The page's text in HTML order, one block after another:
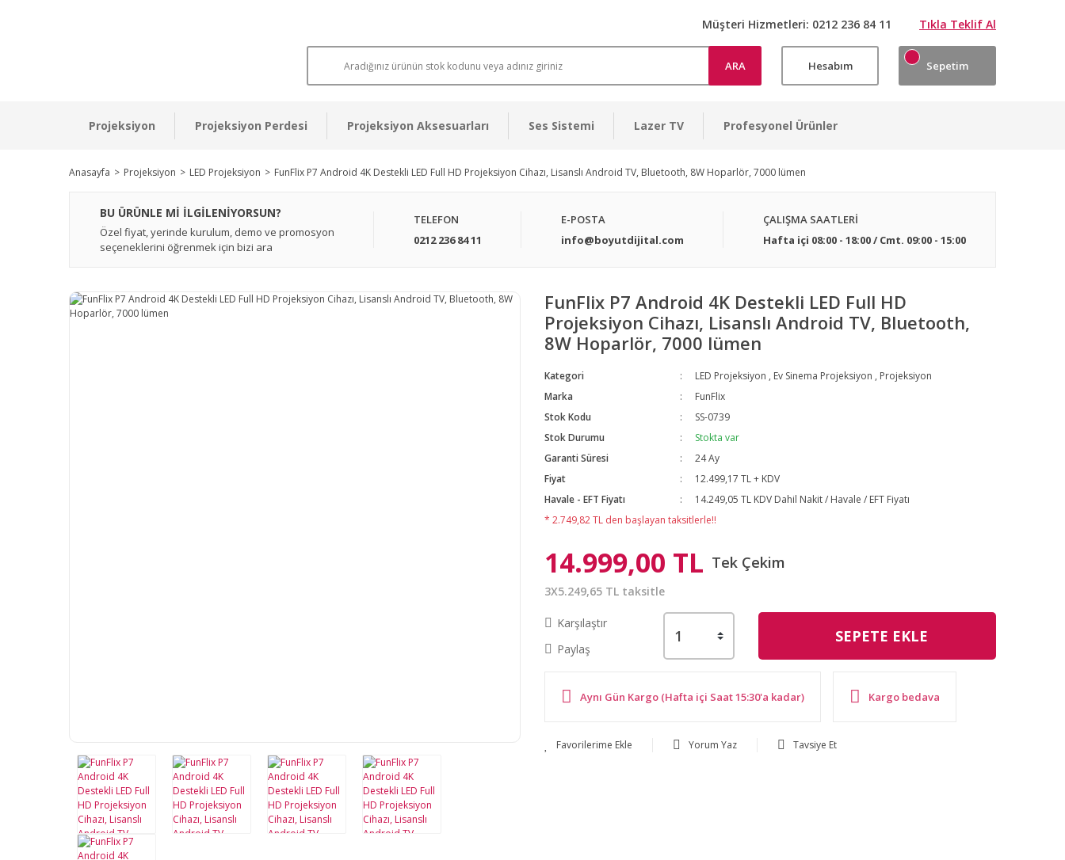
Müşteri Hizmetleri: 0212 236 84 11 Tıkla Teklif Al
ARA Hesabım Sepetim
Projeksiyon Projeksiyon Perdesi Projeksiyon Aksesuarları Ses Sistemi Lazer TV Profesyonel Ürünler
Anasayfa Projeksiyon LED Projeksiyon FunFlix P7 Android 4K Destekli LED Full HD Projeksiyon Cihazı, Lisanslı Android TV, Bluetooth, 8W Hoparlör, 7000 lümen
BU ÜRÜNLE Mİ İLGİLENİYORSUN?
Özel fiyat, yerinde kurulum, demo ve promosyon
seçeneklerini öğrenmek için bizi ara
TELEFON
0212 236 84 11
E-POSTA
info@boyutdijital.com
ÇALIŞMA SAATLERİ
Hafta içi 08:00 - 18:00 / Cmt. 09:00 - 15:00
FunFlix P7 Android 4K Destekli LED Full HD
Projeksiyon Cihazı, Lisanslı Android TV, Bluetooth,
8W Hoparlör, 7000 lümen
Kategori LED Projeksiyon , Ev Sinema Projeksiyon , Projeksiyon
Marka
FunFlix
Stok Kodu
SS-0739
Stok Durumu
Stokta var
Garanti Süresi
24 Ay
Fiyat
12.499,17 TL + KDV
Havale - EFT Fiyatı
14.249,05 TL KDV Dahil Nakit / Havale / EFT Fiyatı
* 2.749,82 TL den başlayan taksitlerle!!
14.999,00 TL Tek Çekim
3X5.249,65 TL taksitle
Karşılaştır
Paylaş
SEPETE EKLE
Aynı Gün Kargo (Hafta içi Saat 15:30'a kadar) Kargo bedava
Yorum Yaz Tavsiye Et